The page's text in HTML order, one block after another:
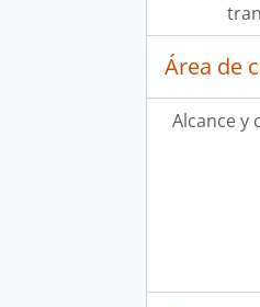
Área de
Alcance y